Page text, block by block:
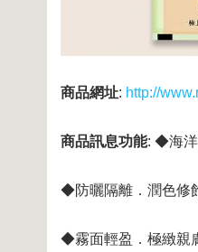
商品網址: http://
商品訊息功能: ◆海洋
◆防曬隔離．潤色修
◆霧面輕盈．極緻親